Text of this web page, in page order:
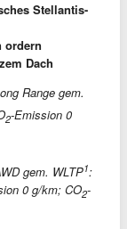
Stellantis-
ordern
Dach
Range gem.
2-Emission 0
gem. WLTP1:
0 g/km; CO2-